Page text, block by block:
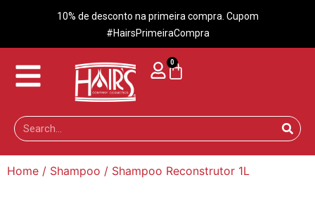
10% de desconto na primeira compra. Cupom
#HairsPrimeiraCompra
0
Home / Shampoo / Shampoo Reconstrutor 1L